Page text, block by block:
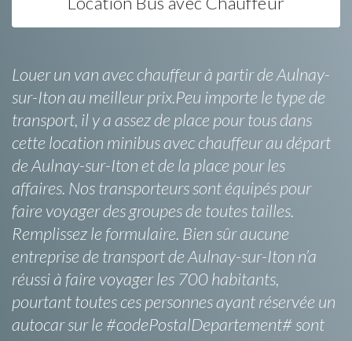
Louer un van avec chauffeur à partir de Aulnay-
sur-Iton au meilleur prix.Peu importe le type de
transport, il y a assez de place pour tous dans
cette location minibus avec chauffeur au départ
de Aulnay-sur-Iton et de la place pour les
affaires. Nos transporteurs sont équipés pour
faire voyager des groupes de toutes tailles.
Remplissez le formulaire. Bien sûr aucune
entreprise de transport de Aulnay-sur-Iton n’a
réussi à faire voyager les 700 habitants,
pourtant toutes ces personnes ayant réservée un
autocar sur le #codePostalDepartement# sont